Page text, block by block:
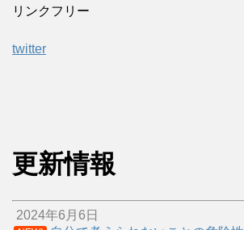
リンクフリー
twitter
更新情報
2024年6月6日